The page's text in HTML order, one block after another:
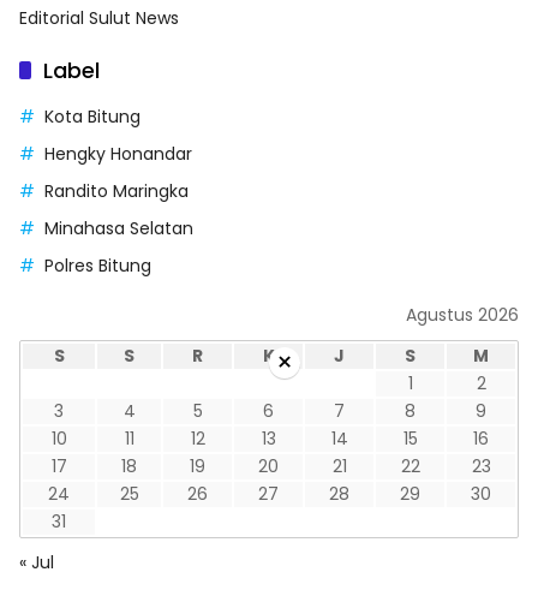
Editorial Sulut News
Label
Kota Bitung
Hengky Honandar
Randito Maringka
Minahasa Selatan
Polres Bitung
Agustus 2026
S
S R K J S
M
1
2
3
4 5 6 7 8
9
10
11 12 13 14 15
16
17
18 19 20 21 22
23
24
25 26 27 28 29
30
31
« Jul
×